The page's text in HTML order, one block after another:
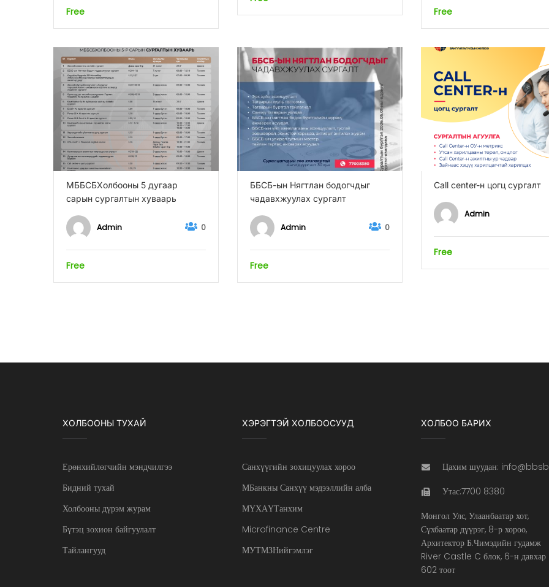
Free Free
МББСБХолбооны 5 дугаар
сарын сургалтын хуваарь
Admin 0
Free
ББСБ-ын Нягтлан бодогчдыг
чадавхжуулах сургалт
Admin 0
Free
Call center-н цогц сургалт
Admin
Free
ХОЛБООНЫ ТУХАЙ
Ерөнхийлөгчийн мэндчилгээ
Бидний тухай
Холбооны дүрэм журам
Бүтэц зохион байгуулалт
Тайлангууд
ХЭРЭГТЭЙ ХОЛБООСУУД
Санхүүгийн зохицуулах хороо
МБанкны Санхүү мэдээллийн алба
МҮХАҮТанхим
Microfinance Centre
МУТМЗНийгэмлэг
ХОЛБОО БАРИХ
Цахим шуудан:
Утас:7700 8380
Монгол Улс, Улаанбаатар хот,
Сүхбаатар дүүрэг, 8-р хороо,
Архитектор Б.Чимэдийн гудамж
River Castle C блок, 6-н давхар
602 тоот